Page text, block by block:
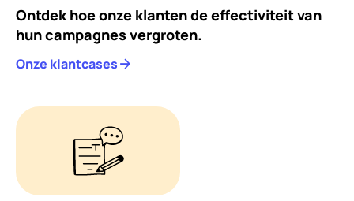
Ontdek hoe onze klanten de effectiviteit van
hun campagnes vergroten.
Onze klantcases